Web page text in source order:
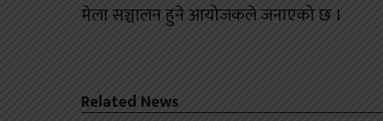
मेला सञ्चालन हुने आयोजकले जनाएको छ ।
Related News